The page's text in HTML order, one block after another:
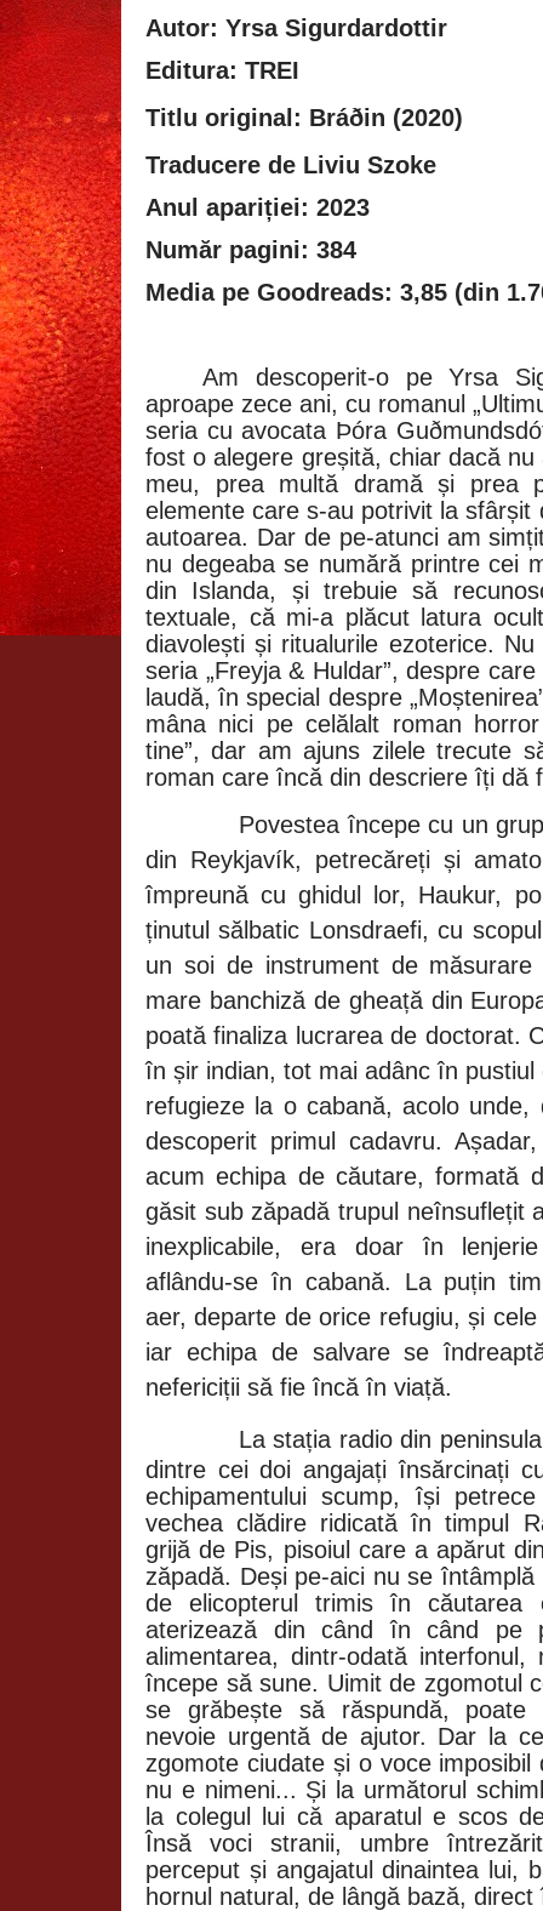
Autor: Yrsa Sigurdardottir
Editura: TREI
Titlu original: Bráðin (2020)
Traducere de Liviu Szoke
Anul apariției: 2023
Număr pagini: 384
Media pe Goodreads: 3,85 (din
Am descoperit-o pe Yrsa
aproape zece ani, cu romanul
seria cu avocata Þóra
fost o alegere greșită, chiar dacă
meu, prea multă dramă și prea
elemente care s-au potrivit la
autoarea. Dar de pe-atunci am
nu degeaba se numără printre cei
din Islanda, și trebuie să
textuale, că mi-a plăcut latura
diavolești și ritualurile ezoterice.
seria „Freyja & Huldar”, despre
laudă, în special despre
mâna nici pe celălalt roman
tine”, dar am ajuns zilele trecute
roman care încă din descriere îți dă
Povestea începe cu un
din Reykjavík, petrecăreți și
împreună cu ghidul lor, Haukur,
ținutul sălbatic Lonsdraefi, cu
un soi de instrument de măsurare
mare banchiză de gheață din
poată finaliza lucrarea de doctorat.
în șir indian, tot mai adânc în
refugieze la o cabană, acolo
descoperit primul cadavru.
acum echipa de căutare, formată
găsit sub zăpadă trupul neînsuflețit
inexplicabile, era doar în
aflându-se în cabană. La puțin
aer, departe de orice refugiu, și
iar echipa de salvare se
nefericiții să fie încă în viață.
La stația radio din peninsula
dintre cei doi angajați însărcinați
echipamentului scump, își
vechea clădire ridicată în timpul
grijă de Pis, pisoiul care a apărut
zăpadă. Deși pe-aici nu se
de elicopterul trimis în căutarea
aterizează din când în când pe
alimentarea, dintr-odată
începe să sune. Uimit de zgomotul
se grăbește să răspundă,
nevoie urgentă de ajutor. Dar la
zgomote ciudate și o voce
nu e nimeni... Și la următorul
la colegul lui că aparatul e scos
Însă voci stranii, umbre
perceput și angajatul dinaintea lui,
hornul natural, de lângă bază, direct